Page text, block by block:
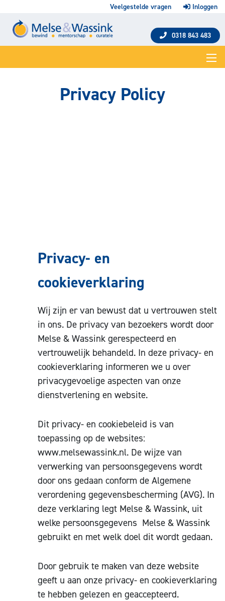
Veelgestelde vragen Inloggen
0318 843 483
Privacy Policy
Privacy- en
cookieverklaring
Wij zijn er van bewust dat u vertrouwen stelt
in ons. De privacy van bezoekers wordt door
Melse & Wassink gerespecteerd en
vertrouwelijk behandeld. In deze privacy- en
cookieverklaring informeren we u over
privacygevoelige aspecten van onze
dienstverlening en website.
Dit privacy- en cookiebeleid is van
toepassing op de websites:
www.melsewassink.nl. De wijze van
verwerking van persoonsgegevens wordt
door ons gedaan conform de Algemene
verordening gegevensbescherming (AVG). In
deze verklaring legt Melse & Wassink, uit
welke persoonsgegevens Melse & Wassink
gebruikt en met welk doel dit wordt gedaan.
Door gebruik te maken van deze website
geeft u aan onze privacy- en cookieverklaring
te hebben gelezen en geaccepteerd.